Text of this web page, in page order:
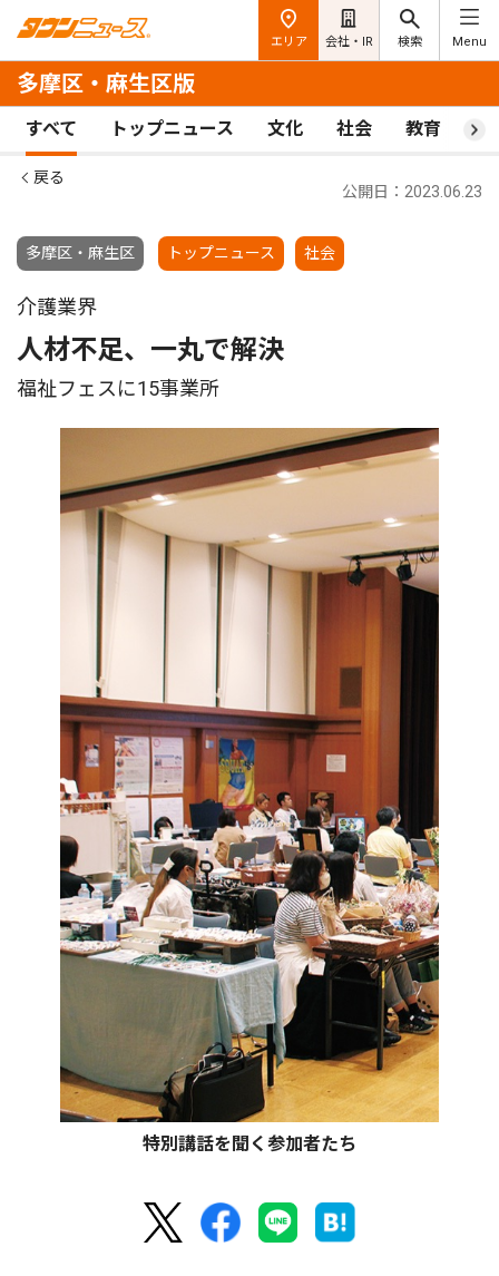
エリア 会社・IR 検索 Menu
多摩区・麻生区版
すべて トップニュース 文化 社会 教育 ス
戻る
多摩区・麻生区 トップニュース 社会
公開日：2023.06.23
介護業界
人材不足、一丸で解決
福祉フェスに15事業所
特別講話を聞く参加者たち